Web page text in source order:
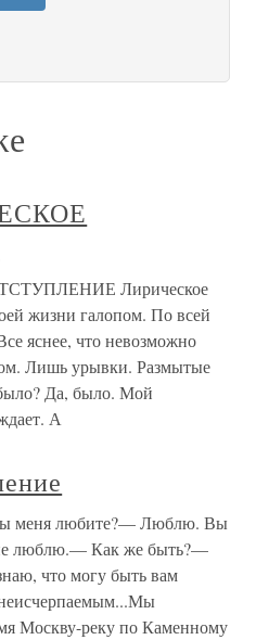
Лирическое
жизни галопом. По всей
яснее, что невозможно
Лишь урывки. Размытые
Да, было. Мой
А
меня любите?— Люблю. Вы
люблю.— Как же быть?—
что могу быть вам
Москву-реку по Каменному